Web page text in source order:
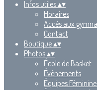
Infos utiles▴▾
Horaires
Accès aux
Contact
Boutique▴▾
Photos▴▾
École de Basket
Évènements
Équipes